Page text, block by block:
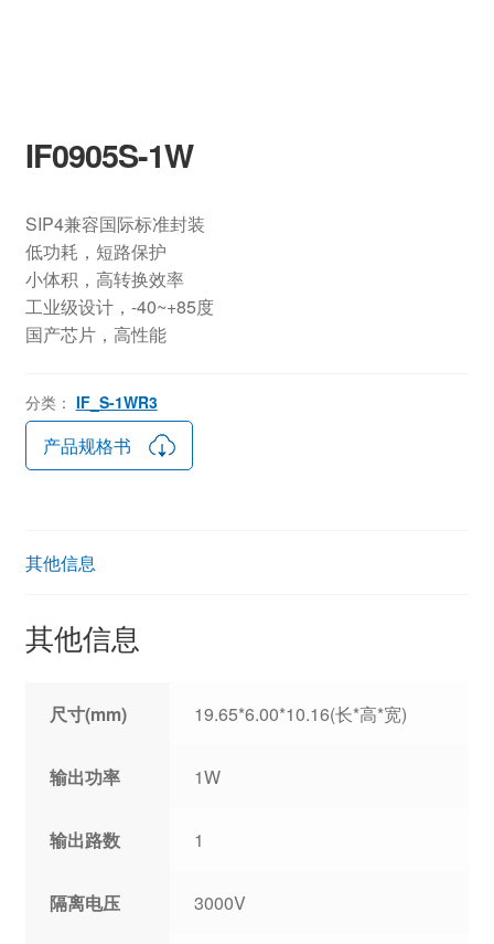
IF0905S-1W
SIP4兼容国际标准封装
低功耗，短路保护
小体积，高转换效率
工业级设计，-40~+85度
国产芯片，高性能
分类： IF_S-1WR3
产品规格书
其他信息
其他信息
尺寸(mm) 19.65*6.00*10.16(长*高*宽)
输出功率 1W
输出路数 1
隔离电压 3000V